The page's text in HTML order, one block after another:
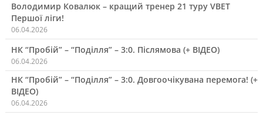
Володимир Ковалюк – кращий тренер 21 туру VBET
Першої ліги!
06.04.2026
НК “Пробій” – “Поділля” – 3:0. Післямова (+ ВІДЕО)
06.04.2026
НК “Пробій” – “Поділля” – 3:0. Довгоочікувана перемога! (+
ВІДЕО)
06.04.2026